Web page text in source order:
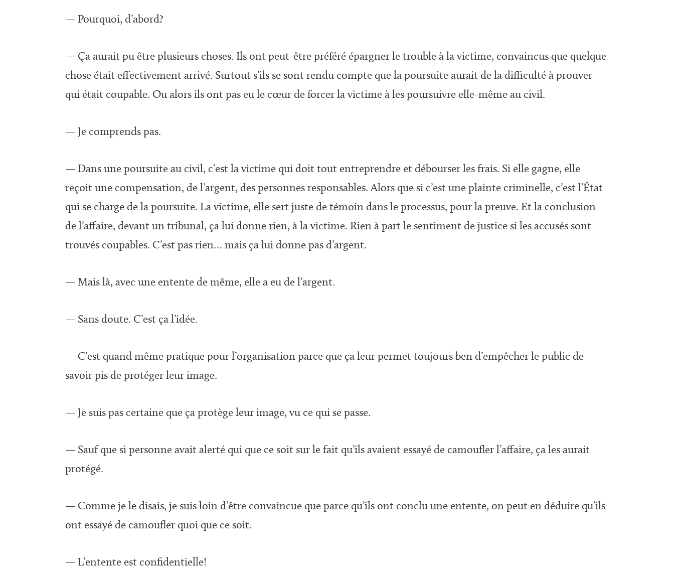
— Pourquoi, d’abord?
— Ça aurait pu être plusieurs choses. Ils ont peut-être préféré épargner le trouble à la victime, convaincus que quelque
chose était effectivement arrivé. Surtout s’ils se sont rendu compte que la poursuite aurait de la difficulté à prouver
qui était coupable. Ou alors ils ont pas eu le cœur de forcer la victime à les poursuivre elle-même au civil.
— Je comprends pas.
— Dans une poursuite au civil, c’est la victime qui doit tout entreprendre et débourser les frais. Si elle gagne, elle
reçoit une compensation, de l’argent, des personnes responsables. Alors que si c’est une plainte criminelle, c’est l’État
qui se charge de la poursuite. La victime, elle sert juste de témoin dans le processus, pour la preuve. Et la conclusion
de l’affaire, devant un tribunal, ça lui donne rien, à la victime. Rien à part le sentiment de justice si les accusés sont
trouvés coupables. C’est pas rien… mais ça lui donne pas d’argent.
— Mais là, avec une entente de même, elle a eu de l’argent.
— Sans doute. C’est ça l’idée.
— C’est quand même pratique pour l’organisation parce que ça leur permet toujours ben d’empêcher le public de
savoir pis de protéger leur image.
— Je suis pas certaine que ça protège leur image, vu ce qui se passe.
— Sauf que si personne avait alerté qui que ce soit sur le fait qu’ils avaient essayé de camoufler l’affaire, ça les aurait
protégé.
— Comme je le disais, je suis loin d’être convaincue que parce qu’ils ont conclu une entente, on peut en déduire qu’ils
ont essayé de camoufler quoi que ce soit.
— L’entente est confidentielle!